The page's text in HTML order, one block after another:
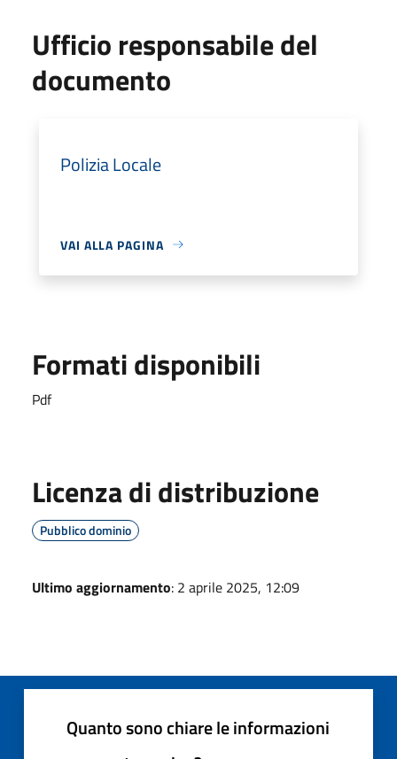
Ufficio responsabile del
documento
Polizia Locale
VAI ALLA PAGINA
Formati disponibili
Pdf
Licenza di distribuzione
Pubblico dominio
Ultimo aggiornamento: 2 aprile 2025, 12:09
Quanto sono chiare le informazioni